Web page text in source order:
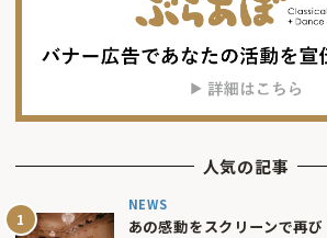
人気の記事
NEWS
あの感動をスクリーンで再